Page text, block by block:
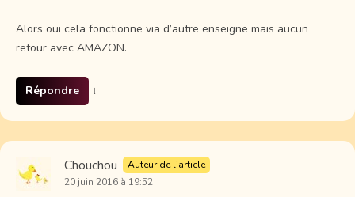
Alors oui cela fonctionne via d’autre enseigne mais aucun
retour avec AMAZON.
Répondre ↓
Chouchou
Auteur de l’article
20 juin 2016 à 19:52